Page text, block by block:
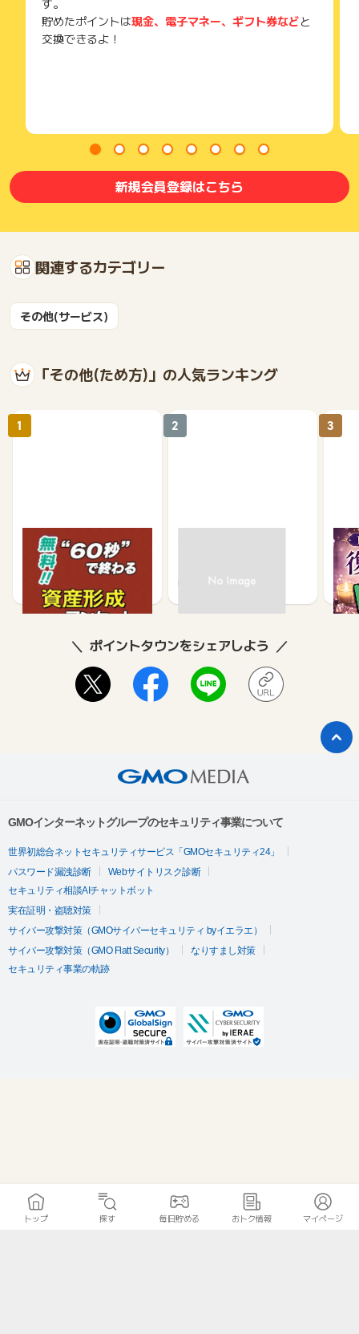
貯めたポイントは現金、電子マネー、ギフト券などと
交換できるよ！
新規会員登録はこちら
関連するカテゴリー
その他(サービス)
「その他(ため方)」の人気ランキング
【無料・60秒で終わる】
資産形成に関するアンケ
ート540
1
64
2
復
ケー
3
ポイントタウンをシェアしよう
GMOインターネットグループのセキュリティ事業について
世界初総合ネットセキュリティサービス「GMOセキュリティ24」
パスワード漏洩診断
Webサイトリスク診断
セキュリティ相談AIチャットボット
実在証明・盗聴対策
サイバー攻撃対策（GMOサイバーセキュリティ byイエラエ）
サイバー攻撃対策（GMO Flatt Security）
なりすまし対策
セキュリティ事業の軌跡
トップ 探す 毎日貯める おトク情報 マイページ